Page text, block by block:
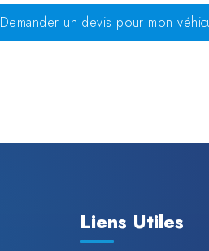
Demander un devis pour mon
Liens Utiles